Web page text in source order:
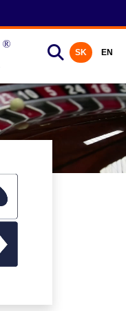
SK EN